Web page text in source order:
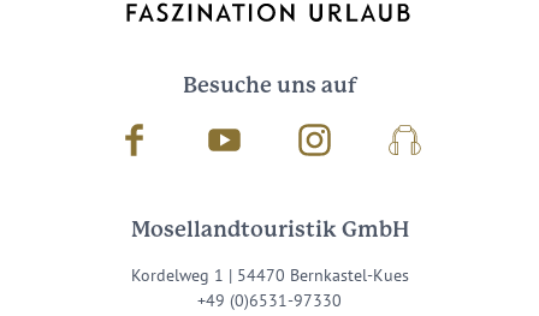
Besuche uns auf
Facebook Youtube InstagramPodcast
Mosellandtouristik GmbH
Kordelweg 1 | 54470 Bernkastel-Kues
+49 (0)6531-97330